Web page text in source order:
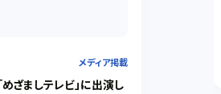
メディア掲載
ざましテレビ」に出演し